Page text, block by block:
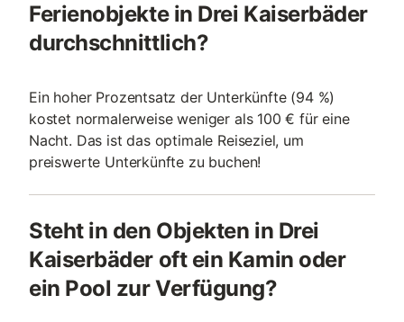
Ferienobjekte in Drei Kaiserbäder
durchschnittlich?
Ein hoher Prozentsatz der Unterkünfte (94 %)
kostet normalerweise weniger als 100 € für eine
Nacht. Das ist das optimale Reiseziel, um
preiswerte Unterkünfte zu buchen!
Steht in den Objekten in Drei
Kaiserbäder oft ein Kamin oder
ein Pool zur Verfügung?